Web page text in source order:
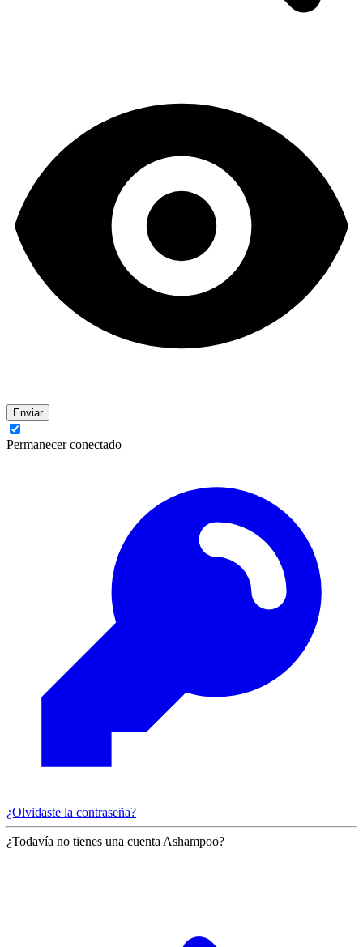
Enviar
Permanecer conectado
¿Olvidaste la contraseña?
¿Todavía no tienes una cuenta Ashampoo?